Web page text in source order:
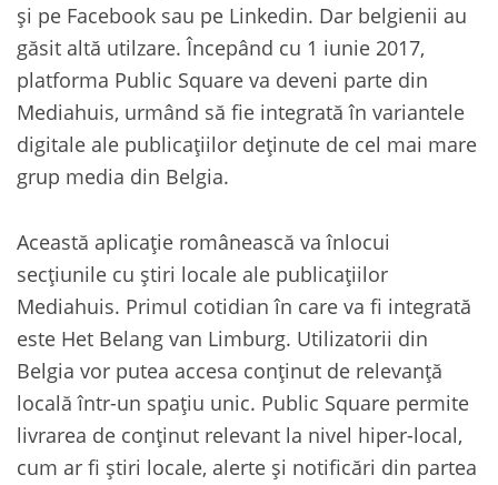
și pe Facebook sau pe Linkedin. Dar belgienii au
găsit altă utilzare. Începând cu 1 iunie 2017,
platforma Public Square va deveni parte din
Mediahuis, urmând să fie integrată în variantele
digitale ale publicațiilor deținute de cel mai mare
grup media din Belgia.
Această aplicație românească va înlocui
secțiunile cu știri locale ale publicațiilor
Mediahuis. Primul cotidian în care va fi integrată
este Het Belang van Limburg. Utilizatorii din
Belgia vor putea accesa conținut de relevanță
locală într-un spațiu unic. Public Square permite
livrarea de conținut relevant la nivel hiper-local,
cum ar fi știri locale, alerte și notificări din partea